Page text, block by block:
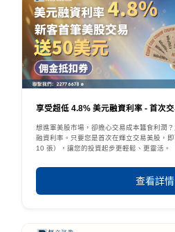
享受超低 4.8% 美元融資利率 - 首次
想進軍美股市場，卻擔心交易成本蠶食利潤
融資利率。只要您是首次在輝立交易美股，
10 張），讓您的投資起步更輕鬆、更靈活。
查看詳情